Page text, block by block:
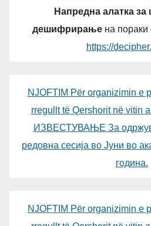
Напредна алатка
дешифрирањена пораки
https://
NJOFTIM Për organizimin e
rregullt të Qershorit në vitin
ИЗВЕСТУВАЊЕ За
редовна сесија во Јуни во
година.
NJOFTIM Për organizimin e